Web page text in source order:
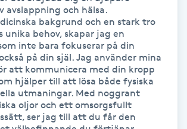
avslappning och hälsa.
bakgrund och en stark tro
unika behov, skapar jag en
inte bara fokuserar på din
på din själ. Jag använder mina
att kommunicera med din kropp
hjälper till att lösa både fysiska
utmaningar. Med noggrant
oljor och ett omsorgsfullt
ser jag till att du får den